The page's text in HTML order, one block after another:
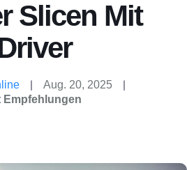
Slicen Mit
Aug. 20, 2025
Empfehlungen